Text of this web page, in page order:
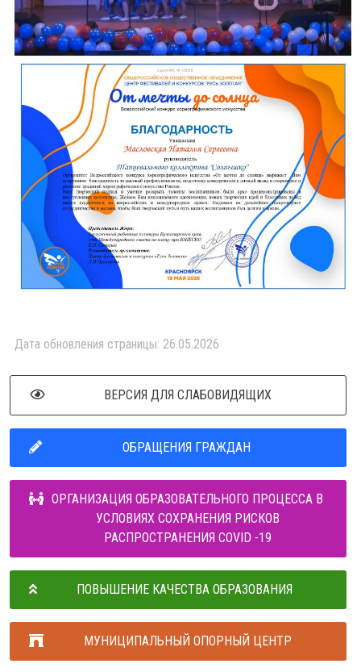
Дата обновления страницы: 26.05.2026
ВЕРСИЯ ДЛЯ СЛАБОВИДЯЩИХ
ОБРАЩЕНИЯ ГРАЖДАН
ОРГАНИЗАЦИЯ ОБРАЗОВАТЕЛЬНОГО ПРОЦЕССА В
УСЛОВИЯХ СОХРАНЕНИЯ РИСКОВ
РАСПРОСТРАНЕНИЯ COVID -19
ПОВЫШЕНИЕ КАЧЕСТВА ОБРАЗОВАНИЯ
МУНИЦИПАЛЬНЫЙ ОПОРНЫЙ ЦЕНТР